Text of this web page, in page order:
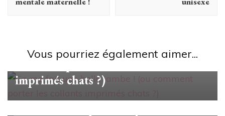
Vous pourriez également aimer...
Ça me fait une belle jambe ! (ou
comment porter les collants
imprimés chats ?)